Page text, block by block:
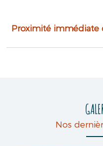
Proximité immédiate
Nos